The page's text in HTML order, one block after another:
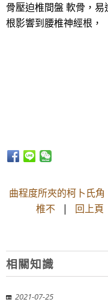
骨壓迫椎間盤 軟骨，
根影響到腰椎神經根，
曲程度所夾的柯卜氏
椎不 | 回上頁
相關知識
2021-07-25